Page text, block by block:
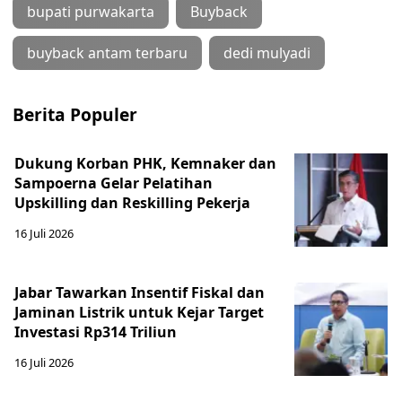
bupati purwakarta Buyback
buyback antam terbaru dedi mulyadi
Berita Populer
Dukung Korban PHK, Kemnaker dan
Sampoerna Gelar Pelatihan
Upskilling dan Reskilling Pekerja
16 Juli 2026
Jabar Tawarkan Insentif Fiskal dan
Jaminan Listrik untuk Kejar Target
Investasi Rp314 Triliun
16 Juli 2026